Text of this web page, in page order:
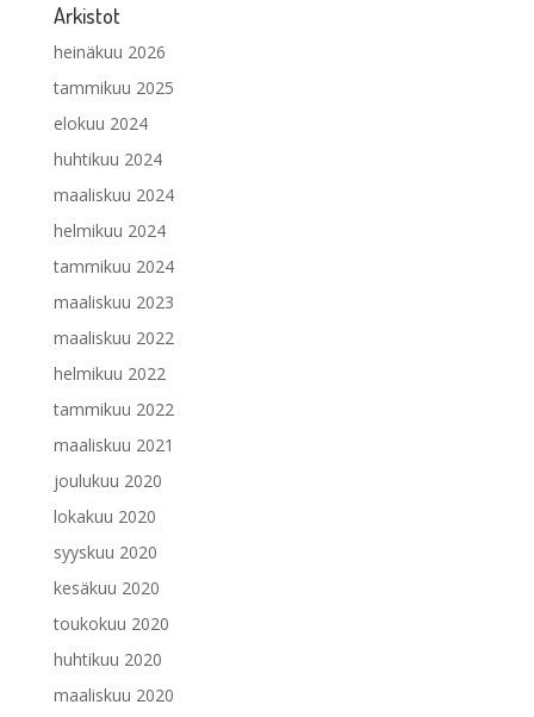
Arkistot
heinäkuu 2026
tammikuu 2025
elokuu 2024
huhtikuu 2024
maaliskuu 2024
helmikuu 2024
tammikuu 2024
maaliskuu 2023
maaliskuu 2022
helmikuu 2022
tammikuu 2022
maaliskuu 2021
joulukuu 2020
lokakuu 2020
syyskuu 2020
kesäkuu 2020
toukokuu 2020
huhtikuu 2020
maaliskuu 2020